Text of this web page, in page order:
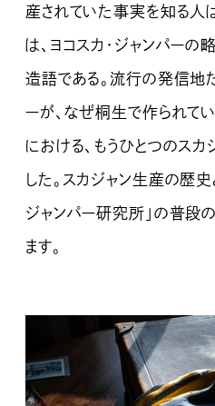
産されていた事実を知る人
は、ヨコスカ・ジャンパーの
造語である。流行の発信地
ーが、なぜ桐生で作られて
における、もうひとつのスカ
した。スカジャン生産の歴
ジャンパー研究所」の普段
ます。